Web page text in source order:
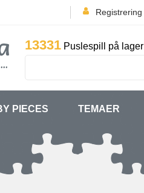
Registrering
13331 Puslespill på lager
PIECES TEMAER